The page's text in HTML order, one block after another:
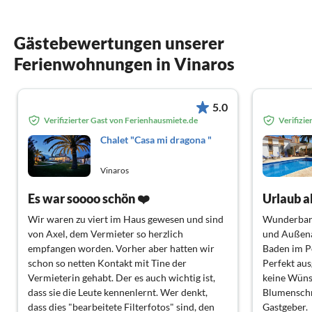
Gästebewertungen unserer
Ferienwohnungen in Vinaros
5.0
Verifizierter Gast von Ferienhausmiete.de
Chalet "Casa mi dragona "
Vinaros
Es war soooo schön ❤️
Wir waren zu viert im Haus gewesen und sind
von Axel, dem Vermieter so herzlich
empfangen worden. Vorher aber hatten wir
schon so netten Kontakt mit Tine der
Vermieterin gehabt. Der es auch wichtig ist,
dass sie die Leute kennenlernt. Wer denkt,
dass dies "bearbeitete Filterfotos" sind, den
Urlaub
und
Baden im
Perfekt
keine
Gastgeber.